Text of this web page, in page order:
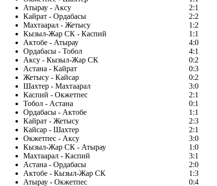
Атырау - Аксу
2:1
Кайрат - Ордабасы
2:2
Махтаарал - Жетысу
1:2
Кызыл-Жар СК - Каспий
1:1
Актобе - Атырау
4:0
Ордабасы - Тобол
4:1
Аксу - Кызыл-Жар СК
0:2
Астана - Кайрат
0:3
Жетысу - Кайсар
0:2
Шахтер - Махтаарал
3:0
Каспий - Окжетпес
2:1
Тобол - Астана
0:1
Ордабасы - Актобе
1:1
Кайрат - Жетысу
2:3
Кайсар - Шахтер
2:1
Окжетпес - Аксу
3:0
Кызыл-Жар СК - Атырау
1:0
Махтаарал - Каспий
3:1
Астана - Ордабасы
2:0
Актобе - Кызыл-Жар СК
1:3
Атырау - Окжетпес
0:4